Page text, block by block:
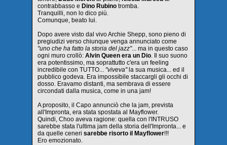
contrabbasso e Dino Rubino tromba.
Tranquilli, non lo dico più.
Comunque, beato lui.
Dopo avere visto dal vivo Archie Shepp, sono pieno di
pregiudizi verso chiunque venga annunciato come
"uno che ha fatto la storia del jazz"... ma in questo caso
ogni muro crollò: Alvin Queen era un Dio. Il suo suono
era potentissimo, ma soprattutto c'era un feeling
incredibile con TUTTO... "viveva"la sua musica... ed il
pubblico godeva. Era impossibile staccargli gli occhi di
dosso. Eravamo distanti, ma sembrava di essere
circondati dalla musica, come in una jam!
A proposito, il Capo annunciò che la jam, prevista
all'Impronta, era stata spostata al Mayflower.
Quindi, Choo aveva ragione: quella con l'INTRUSO
sarebbe stata l'ultima jam della storia dell'Impronta... e
da quelle ceneri sarebbe risorto il Mayflower!!!
Ero emozionato.